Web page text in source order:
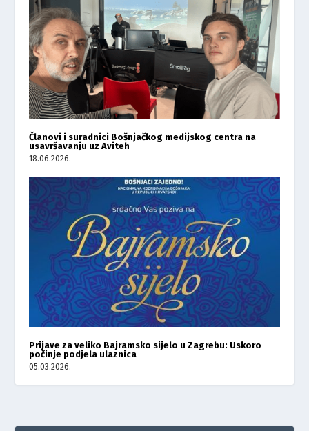
Članovi i suradnici Bošnjačkog medijskog centra na
usavršavanju uz Aviteh
18.06.2026.
Prijave za veliko Bajramsko sijelo u Zagrebu: Uskoro
počinje podjela ulaznica
05.03.2026.